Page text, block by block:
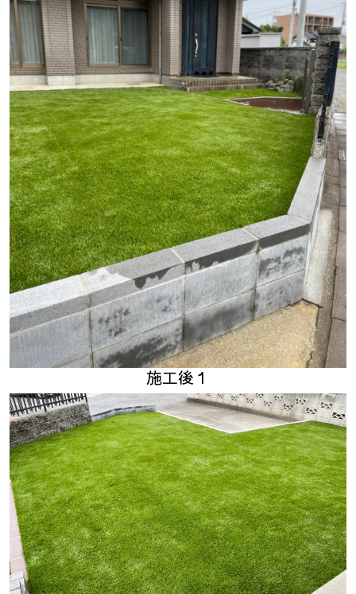
施工後１